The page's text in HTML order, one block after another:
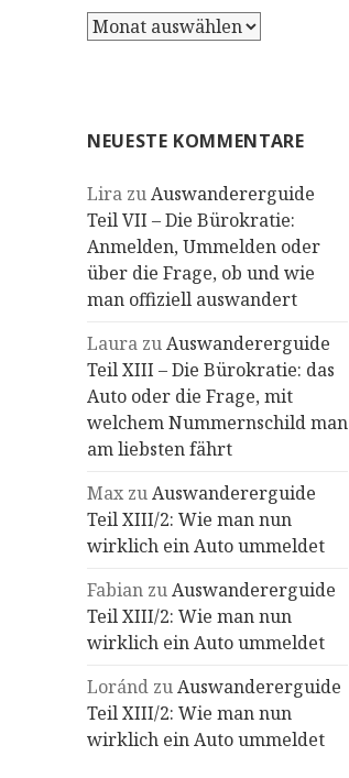
Archiv
NEUESTE KOMMENTARE
Lira zuAuswandererguide
Teil VII – Die Bürokratie:
Anmelden, Ummelden oder
über die Frage, ob und wie
man offiziell auswandert
Laura zuAuswandererguide
Teil XIII – Die Bürokratie: das
Auto oder die Frage, mit
welchem Nummernschild man
am liebsten fährt
Max zuAuswandererguide
Teil XIII/2: Wie man nun
wirklich ein Auto ummeldet
Fabian zuAuswandererguide
Teil XIII/2: Wie man nun
wirklich ein Auto ummeldet
Loránd zuAuswandererguide
Teil XIII/2: Wie man nun
wirklich ein Auto ummeldet